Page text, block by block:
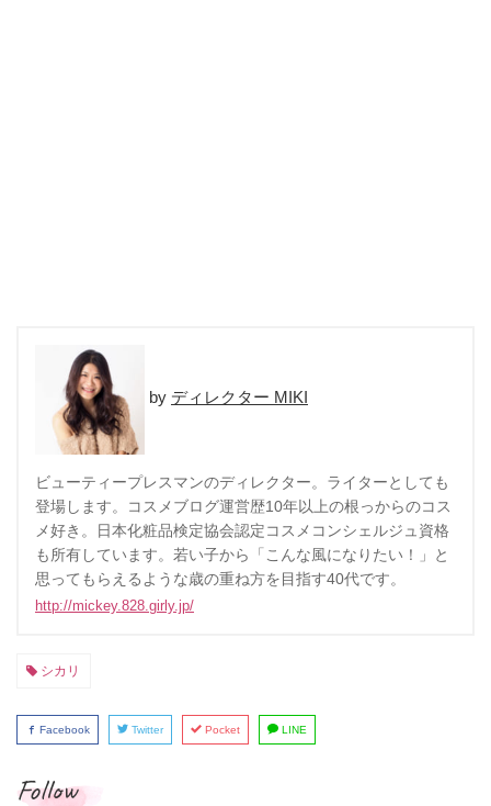
ディレクター MIKI
ビューティープレスマンのディレクター。ライターとしても
登場します。コスメブログ運営歴10年以上の根っからのコス
メ好き。日本化粧品検定協会認定コスメコンシェルジュ資格
も所有しています。若い子から「こんな風になりたい！」と
思ってもらえるような歳の重ね方を目指す40代です。
http://mickey.828.girly.jp/
シカリ
Facebook Twitter Pocket LINE
Follow